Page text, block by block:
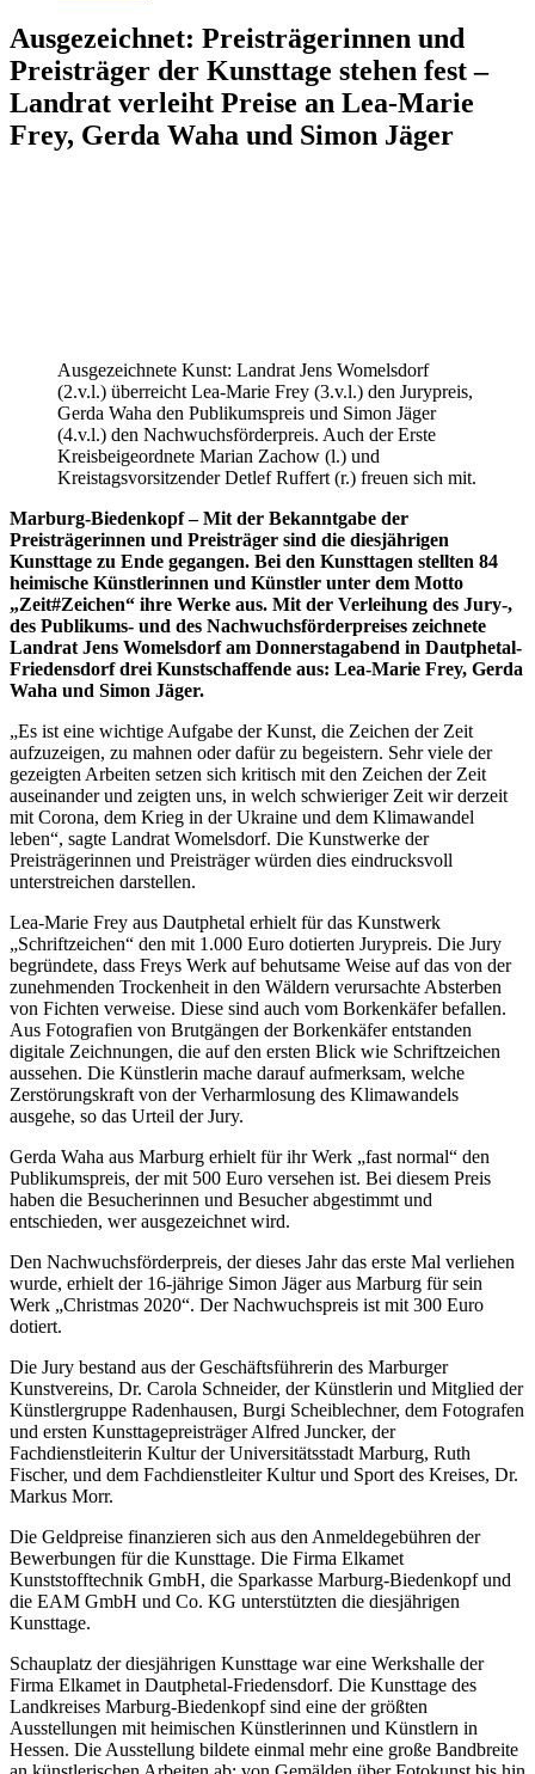
Ausgezeichnet: Preisträgerinnen und
Preisträger der Kunsttage stehen fest –
Landrat verleiht Preise an Lea-Marie
Frey, Gerda Waha und Simon Jäger
Ausgezeichnete Kunst: Landrat Jens Womelsdorf
(2.v.l.) überreicht Lea-Marie Frey (3.v.l.) den Jurypreis,
Gerda Waha den Publikumspreis und Simon Jäger
(4.v.l.) den Nachwuchsförderpreis. Auch der Erste
Kreisbeigeordnete Marian Zachow (l.) und
Kreistagsvorsitzender Detlef Ruffert (r.) freuen sich mit.
Marburg-Biedenkopf – Mit der Bekanntgabe der
Preisträgerinnen und Preisträger sind die diesjährigen
Kunsttage zu Ende gegangen. Bei den Kunsttagen stellten 84
heimische Künstlerinnen und Künstler unter dem Motto
„Zeit#Zeichen“ ihre Werke aus. Mit der Verleihung des Jury-,
des Publikums- und des Nachwuchsförderpreises zeichnete
Landrat Jens Womelsdorf am Donnerstagabend in Dautphetal-
Friedensdorf drei Kunstschaffende aus: Lea-Marie Frey, Gerda
Waha und Simon Jäger.
„Es ist eine wichtige Aufgabe der Kunst, die Zeichen der Zeit
aufzuzeigen, zu mahnen oder dafür zu begeistern. Sehr viele der
gezeigten Arbeiten setzen sich kritisch mit den Zeichen der Zeit
auseinander und zeigten uns, in welch schwieriger Zeit wir derzeit
mit Corona, dem Krieg in der Ukraine und dem Klimawandel
leben“, sagte Landrat Womelsdorf. Die Kunstwerke der
Preisträgerinnen und Preisträger würden dies eindrucksvoll
unterstreichen darstellen.
Lea-Marie Frey aus Dautphetal erhielt für das Kunstwerk
„Schriftzeichen“ den mit 1.000 Euro dotierten Jurypreis. Die Jury
begründete, dass Freys Werk auf behutsame Weise auf das von der
zunehmenden Trockenheit in den Wäldern verursachte Absterben
von Fichten verweise. Diese sind auch vom Borkenkäfer befallen.
Aus Fotografien von Brutgängen der Borkenkäfer entstanden
digitale Zeichnungen, die auf den ersten Blick wie Schriftzeichen
aussehen. Die Künstlerin mache darauf aufmerksam, welche
Zerstörungskraft von der Verharmlosung des Klimawandels
ausgehe, so das Urteil der Jury.
Gerda Waha aus Marburg erhielt für ihr Werk „fast normal“ den
Publikumspreis, der mit 500 Euro versehen ist. Bei diesem Preis
haben die Besucherinnen und Besucher abgestimmt und
entschieden, wer ausgezeichnet wird.
Den Nachwuchsförderpreis, der dieses Jahr das erste Mal verliehen
wurde, erhielt der 16‑jährige Simon Jäger aus Marburg für sein
Werk „Christmas 2020“. Der Nachwuchspreis ist mit 300 Euro
dotiert.
Die Jury bestand aus der Geschäftsführerin des Marburger
Kunstvereins, Dr. Carola Schneider, der Künstlerin und Mitglied der
Künstlergruppe Radenhausen, Burgi Scheiblechner, dem Fotografen
und ersten Kunsttagepreisträger Alfred Juncker, der
Fachdienstleiterin Kultur der Universitätsstadt Marburg, Ruth
Fischer, und dem Fachdienstleiter Kultur und Sport des Kreises, Dr.
Markus Morr.
Die Geldpreise finanzieren sich aus den Anmeldegebühren der
Bewerbungen für die Kunsttage. Die Firma Elkamet
Kunststofftechnik GmbH, die Sparkasse Marburg-Biedenkopf und
die EAM GmbH und Co. KG unterstützten die diesjährigen
Kunsttage.
Schauplatz der diesjährigen Kunsttage war eine Werkshalle der
Firma Elkamet in Dautphetal-Friedensdorf. Die Kunsttage des
Landkreises Marburg-Biedenkopf sind eine der größten
Ausstellungen mit heimischen Künstlerinnen und Künstlern in
Hessen. Die Ausstellung bildete einmal mehr eine große Bandbreite